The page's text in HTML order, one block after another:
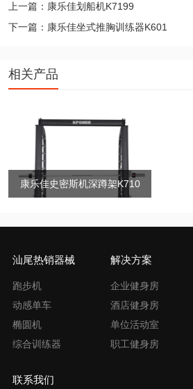
上一篇：康乐佳划船机K7199
下一篇：康乐佳坐式推胸训练器K601
相关产品
康乐佳史密斯机深蹲架K710
汕尾热销器械
跑步机
动感单车
椭圆机
综合训练器
解决方案
企业健身房
酒店健身房
单位活动室
职工健身房
联系我们